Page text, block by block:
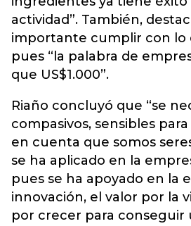
actividad”. También,
importante cumplir con lo
pues “la palabra de
que US$1.000”.
Riaño concluyó que “se
compasivos, sensibles
en cuenta que somos
se ha aplicado en la
pues se ha apoyado en la
innovación, el valor por la
por crecer para conseguir